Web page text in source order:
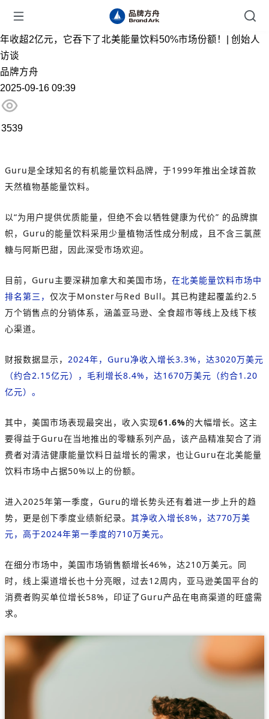
年收超2亿元，它吞下了北美能量饮料50%市场份额！| 创始人
访谈
品牌方舟
2025-09-16 09:39
3539
Guru是全球知名的有机能量饮料品牌，于1999年推出全球首款
天然植物基能量饮料。
以“为用户提供优质能量，但绝不会以牺牲健康为代价” 的品牌旗
帜，Guru的能量饮料采用少量植物活性成分制成，且不含三氯蔗
糖与阿斯巴甜，因此深受市场欢迎。
目前，Guru主要深耕加拿大和美国市场， 在北美能量饮料市场中
排名第三， 仅次于Monster与Red Bull。其已构建起覆盖约2.5
万个销售点的分销体系，涵盖亚马逊、全食超市等线上及线下核
心渠道。
财报数据显示， 2024年，Guru净收入增长3.3%，达3020万美元
（约合2.15亿元），毛利增长8.4%，达1670万美元（约合1.20
亿元）。
其中，美国市场表现最突出，收入实现61.6%的大幅增长。这主
要得益于Guru在当地推出的零糖系列产品，该产品精准契合了消
费者对清洁健康能量饮料日益增长的需求，也让Guru在北美能量
饮料市场中占据50%以上的份额。
进入2025年第一季度，Guru的增长势头还有着进一步上升的趋
势，更是创下季度业绩新纪录。 其净收入增长8%，达770万美
元，高于2024年第一季度的710万美元。
在细分市场中，美国市场销售额增长46%，达210万美元。同
时，线上渠道增长也十分亮眼，过去12周内，亚马逊美国平台的
消费者购买单位增长58%，印证了Guru产品在电商渠道的旺盛需
求。